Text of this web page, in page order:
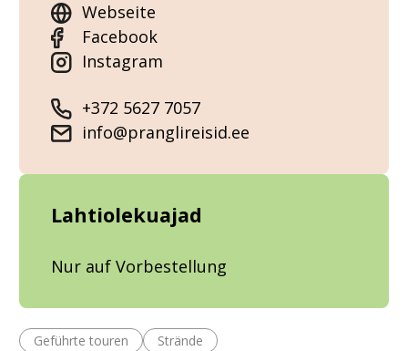
Webseite
Facebook
Instagram
+372 5627 7057
info@pranglireisid.ee
Lahtiolekuajad
Nur auf Vorbestellung
Geführte touren Strände